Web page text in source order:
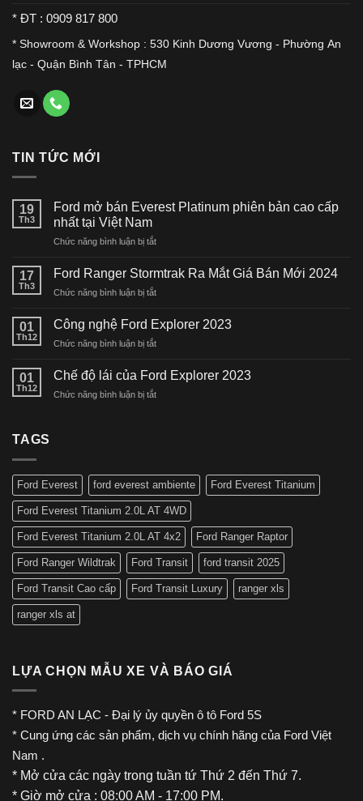
* ĐT : 0909 817 800
* Showroom & Workshop : 530 Kinh Dương Vương - Phường An
lạc - Quận Bình Tân - TPHCM
TIN TỨC MỚI
19
Th3
Ford mở bán Everest Platinum phiên bản cao cấp
nhất tại Việt Nam
Chức năng bình luận bị tắtở
mở
Everest
phiên
nhất
tại
17
Th3
Ford Ranger Stormtrak Ra Mắt Giá Bán Mới 2024
Chức năng bình luận bị tắtở
Ranger
Stormtrak
Ra
Giá
01
Th12
Công nghệ Ford Explorer 2023
Chức năng bình luận bị tắtở
nghệ
Explorer
01
Th12
Chế độ lái của Ford Explorer 2023
Chức năng bình luận bị tắtở
Explorer
2023
TAGS
Ford Everest ford everest ambiente Ford Everest Titanium
Ford Everest Titanium 2.0L AT 4WD
Ford Everest Titanium 2.0L AT 4x2 Ford Ranger Raptor
Ford Ranger Wildtrak Ford Transit ford transit 2025
Ford Transit Cao cấp Ford Transit Luxury ranger xls
ranger xls at
LỰA CHỌN MẪU XE VÀ BÁO GIÁ
* FORD AN LẠC - Đại lý ủy quyền ô tô Ford 5S
* Cung ứng các sản phẩm, dịch vụ chính hãng của Ford Việt
Nam .
* Mở cửa các ngày trong tuần tứ Thứ 2 đến Thứ 7.
* Giờ mở cửa : 08:00 AM - 17:00 PM.